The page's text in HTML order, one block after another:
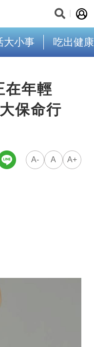
大小事 吃出健康
在年輕
保命行
A- A A+